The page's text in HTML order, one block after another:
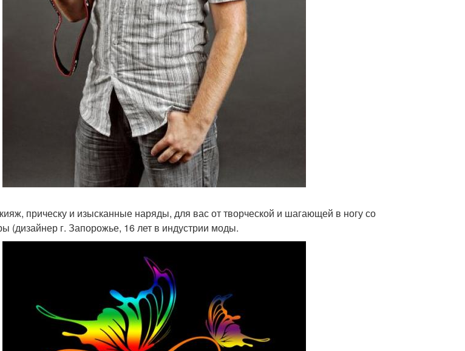
прическу и изысканные наряды, для вас от творческой и шагающей в ногу со
(дизайнер г. Запорожье, 16 лет в индустрии моды.